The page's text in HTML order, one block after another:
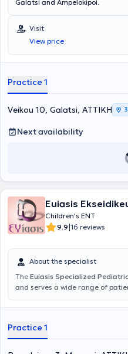
Galatsi and Ampelokipoi.
Visit
View price
Practice 1
Veikou 10, Galatsi, ΑΤΤΙΚΗ
Next availability
Euiasis
Children's ENT
9.9|16 reviews
About the specialist
The Euiasis Specialized
and serves a wide range of
life. A variety of specialized
allergic rhinitis, voice disorders,
Additionally, all otologic and
addressed, including hearing
Practice 1